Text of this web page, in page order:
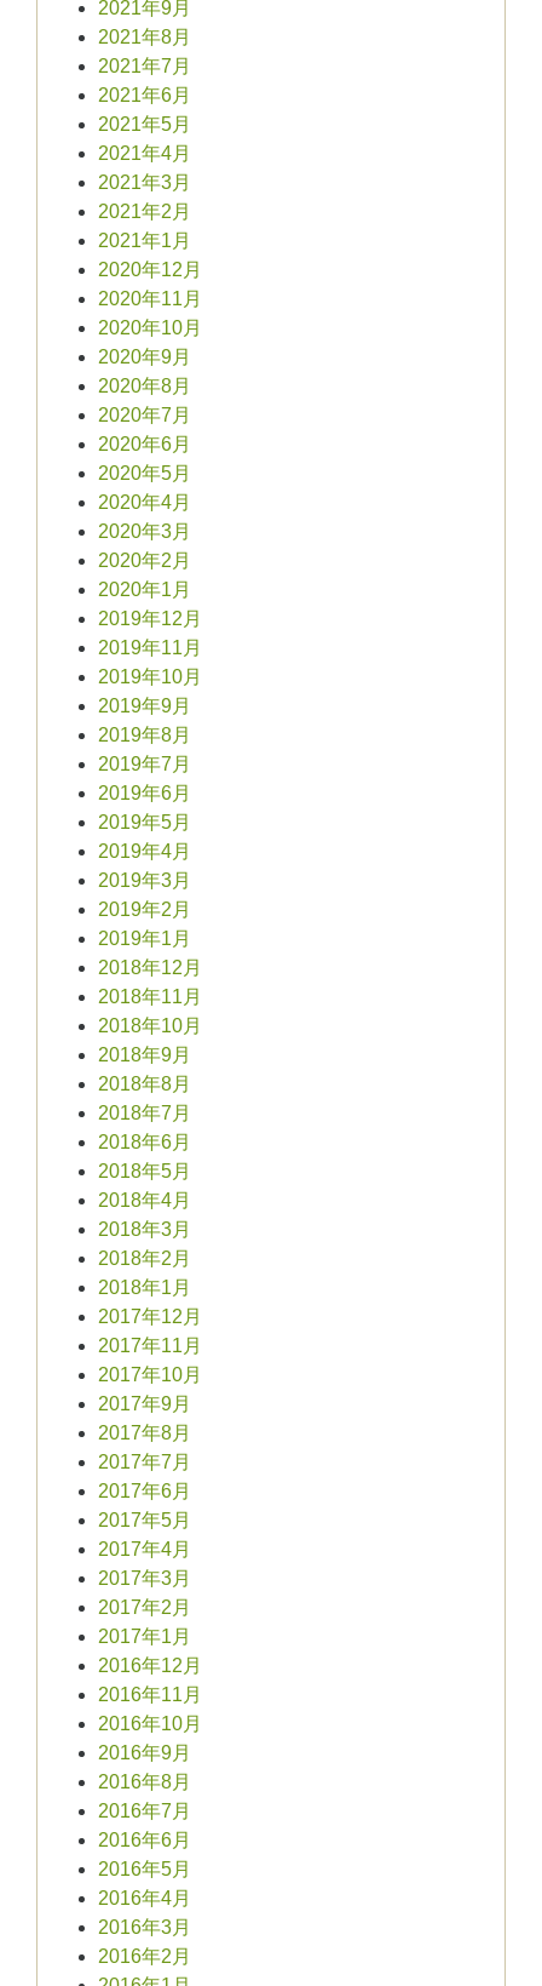
2021年9月
2021年8月
2021年7月
2021年6月
2021年5月
2021年4月
2021年3月
2021年2月
2021年1月
2020年12月
2020年11月
2020年10月
2020年9月
2020年8月
2020年7月
2020年6月
2020年5月
2020年4月
2020年3月
2020年2月
2020年1月
2019年12月
2019年11月
2019年10月
2019年9月
2019年8月
2019年7月
2019年6月
2019年5月
2019年4月
2019年3月
2019年2月
2019年1月
2018年12月
2018年11月
2018年10月
2018年9月
2018年8月
2018年7月
2018年6月
2018年5月
2018年4月
2018年3月
2018年2月
2018年1月
2017年12月
2017年11月
2017年10月
2017年9月
2017年8月
2017年7月
2017年6月
2017年5月
2017年4月
2017年3月
2017年2月
2017年1月
2016年12月
2016年11月
2016年10月
2016年9月
2016年8月
2016年7月
2016年6月
2016年5月
2016年4月
2016年3月
2016年2月